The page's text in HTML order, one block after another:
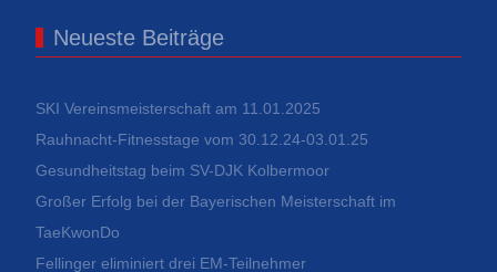
Neueste Beiträge
SKI Vereinsmeisterschaft am 11.01.2025
Rauhnacht-Fitnesstage vom 30.12.24-03.01.25
Gesundheitstag beim SV-DJK Kolbermoor
Großer Erfolg bei der Bayerischen Meisterschaft im
TaeKwonDo
Fellinger eliminiert drei EM-Teilnehmer